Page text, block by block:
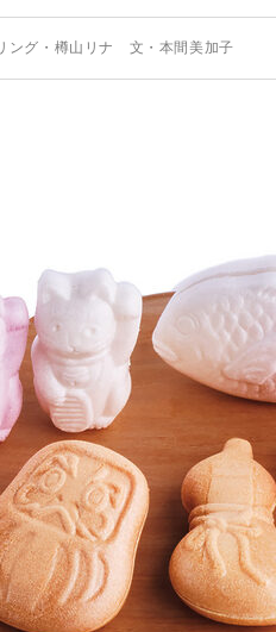
ング・樽山リナ 文・本間美加子